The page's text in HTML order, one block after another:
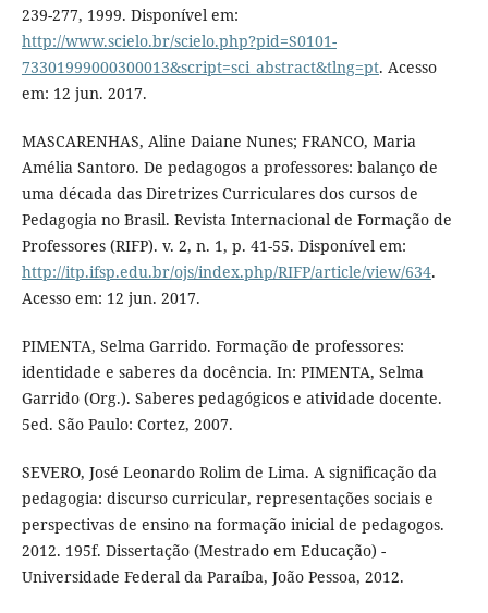
239-277, 1999. Disponível em:
http://www.scielo.br/scielo.php?pid=S0101-
73301999000300013&script=sci_abstract&tlng=pt. Acesso
em: 12 jun. 2017.
MASCARENHAS, Aline Daiane Nunes; FRANCO, Maria
Amélia Santoro. De pedagogos a professores: balanço de
uma década das Diretrizes Curriculares dos cursos de
Pedagogia no Brasil. Revista Internacional de Formação de
Professores (RIFP). v. 2, n. 1, p. 41-55. Disponível em:
http://itp.ifsp.edu.br/ojs/index.php/RIFP/article/view/634.
Acesso em: 12 jun. 2017.
PIMENTA, Selma Garrido. Formação de professores:
identidade e saberes da docência. In: PIMENTA, Selma
Garrido (Org.). Saberes pedagógicos e atividade docente.
5ed. São Paulo: Cortez, 2007.
SEVERO, José Leonardo Rolim de Lima. A significação da
pedagogia: discurso curricular, representações sociais e
perspectivas de ensino na formação inicial de pedagogos.
2012. 195f. Dissertação (Mestrado em Educação) -
Universidade Federal da Paraíba, João Pessoa, 2012.